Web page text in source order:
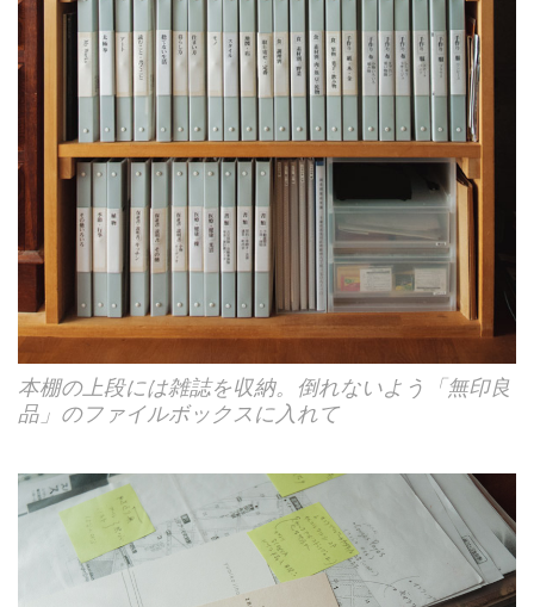
本棚の上段には雑誌を収納。倒れないよう「無印良
品」のファイルボックスに入れて